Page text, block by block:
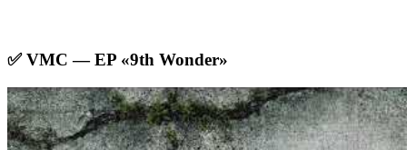
✅ VMC — EP «9th Wonder»